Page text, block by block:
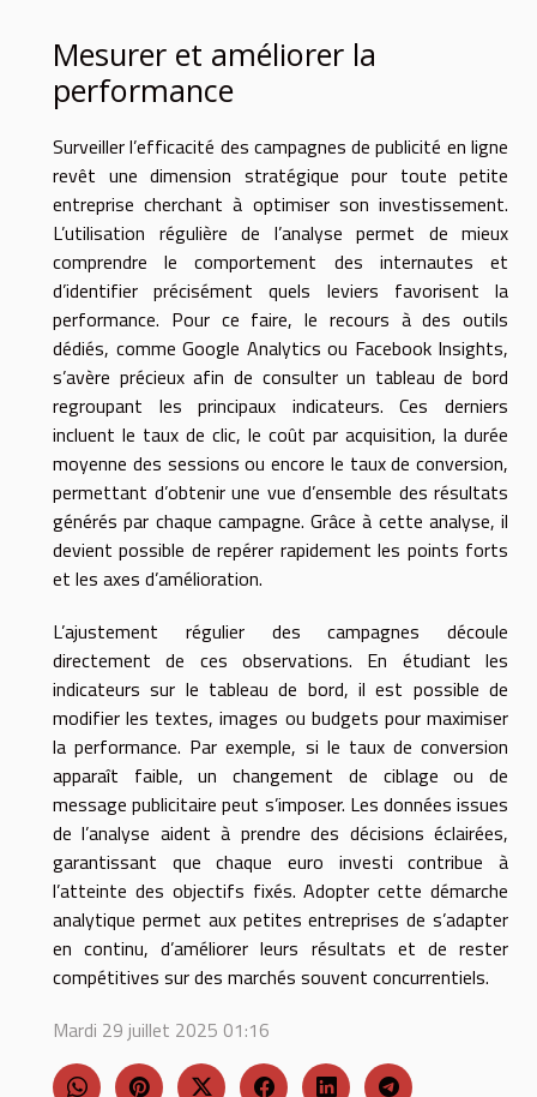
Mesurer et améliorer la
performance
Surveiller l’efficacité des campagnes de publicité en ligne
revêt une dimension stratégique pour toute petite
entreprise cherchant à optimiser son investissement.
L’utilisation régulière de l’analyse permet de mieux
comprendre le comportement des internautes et
d’identifier précisément quels leviers favorisent la
performance. Pour ce faire, le recours à des outils
dédiés, comme Google Analytics ou Facebook Insights,
s’avère précieux afin de consulter un tableau de bord
regroupant les principaux indicateurs. Ces derniers
incluent le taux de clic, le coût par acquisition, la durée
moyenne des sessions ou encore le taux de conversion,
permettant d’obtenir une vue d’ensemble des résultats
générés par chaque campagne. Grâce à cette analyse, il
devient possible de repérer rapidement les points forts
et les axes d’amélioration.
L’ajustement régulier des campagnes découle
directement de ces observations. En étudiant les
indicateurs sur le tableau de bord, il est possible de
modifier les textes, images ou budgets pour maximiser
la performance. Par exemple, si le taux de conversion
apparaît faible, un changement de ciblage ou de
message publicitaire peut s’imposer. Les données issues
de l’analyse aident à prendre des décisions éclairées,
garantissant que chaque euro investi contribue à
l’atteinte des objectifs fixés. Adopter cette démarche
analytique permet aux petites entreprises de s’adapter
en continu, d’améliorer leurs résultats et de rester
compétitives sur des marchés souvent concurrentiels.
Mardi 29 juillet 2025 01:16